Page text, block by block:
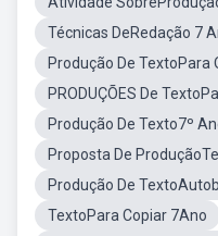
Técnicas DeRedação 7
Produção De TextoPara
PRODUÇÕES De
Produção De Texto7º
Proposta De
Produção De
TextoPara Copiar 7Ano